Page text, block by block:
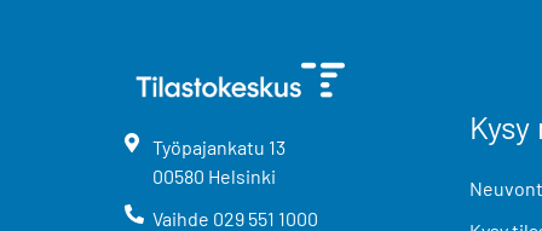
Työpajankatu 13
00580 Helsinki
Vaihde 029 551 1000